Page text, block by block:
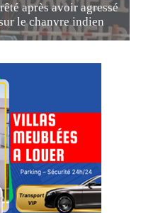
après avoir agressé
le chanvre indien